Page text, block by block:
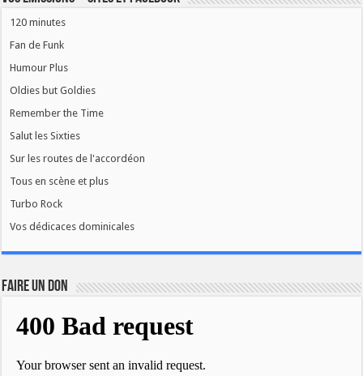
120 minutes
Fan de Funk
Humour Plus
Oldies but Goldies
Remember the Time
Salut les Sixties
Sur les routes de l'accordéon
Tous en scène et plus
Turbo Rock
Vos dédicaces dominicales
FAIRE UN DON